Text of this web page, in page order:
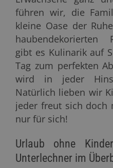
führen wir, die
kleine Oase der
haubendekorierten
gibt es Kulinarik auf
Tag zum perfekten
wird in jeder
Natürlich lieben wir
jeder freut sich doch
nur für sich!
Urlaub ohne
Unterlechner im